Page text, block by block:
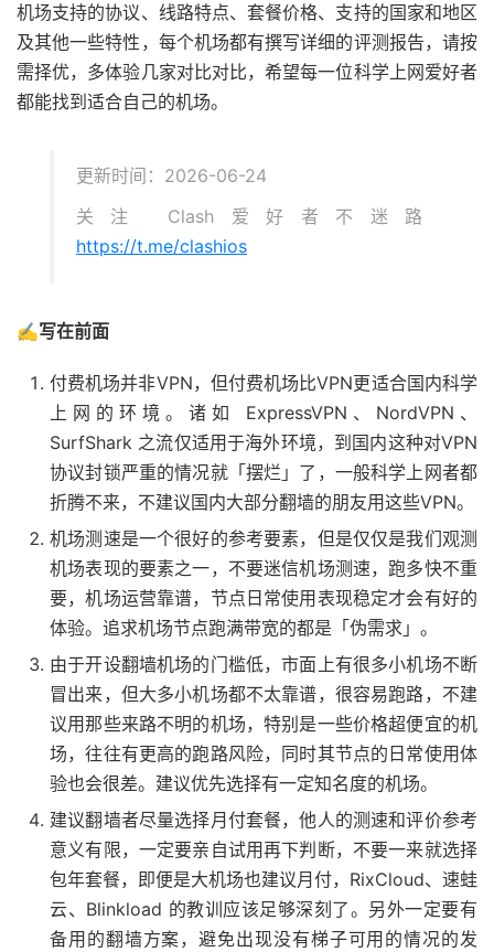
机场支持的协议、线路特点、套餐价格、支持的国家和地区
及其他一些特性，每个机场都有撰写详细的评测报告，请按
需择优，多体验几家对比对比，希望每一位科学上网爱好者
都能找到适合自己的机场。
更新时间：2026-06-24
关注 Clash爱好者不迷路
https://t.me/clashios
✍️写在前面
付费机场并非VPN，但付费机场比VPN更适合国内科学
上网的环境。诸如 ExpressVPN、NordVPN、
SurfShark 之流仅适用于海外环境，到国内这种对VPN
协议封锁严重的情况就「摆烂」了，一般科学上网者都
折腾不来，不建议国内大部分翻墙的朋友用这些VPN。
机场测速是一个很好的参考要素，但是仅仅是我们观测
机场表现的要素之一，不要迷信机场测速，跑多快不重
要，机场运营靠谱，节点日常使用表现稳定才会有好的
体验。追求机场节点跑满带宽的都是「伪需求」。
由于开设翻墙机场的门槛低，市面上有很多小机场不断
冒出来，但大多小机场都不太靠谱，很容易跑路，不建
议用那些来路不明的机场，特别是一些价格超便宜的机
场，往往有更高的跑路风险，同时其节点的日常使用体
验也会很差。建议优先选择有一定知名度的机场。
建议翻墙者尽量选择月付套餐，他人的测速和评价参考
意义有限，一定要亲自试用再下判断，不要一来就选择
包年套餐，即便是大机场也建议月付，RixCloud、速蛙
云、Blinkload 的教训应该足够深刻了。另外一定要有
备用的翻墙方案，避免出现没有梯子可用的情况的发